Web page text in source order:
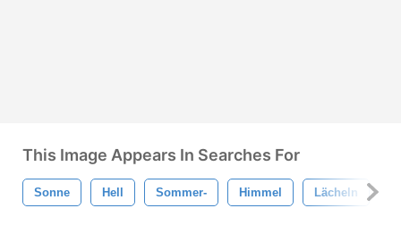
This Image Appears In Searches For
Sonne Hell Sommer- Himmel Lächeln